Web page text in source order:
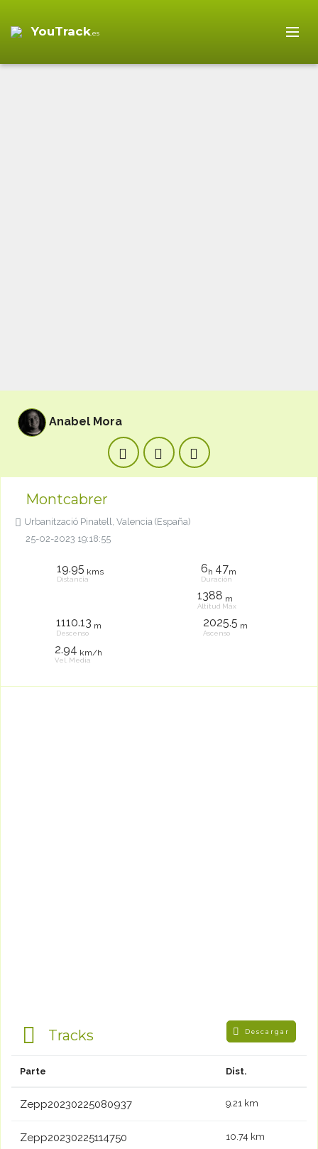
YouTrack.es
Anabel Mora
Montcabrer
Urbanització Pinatell, Valencia (España)
25-02-2023 19:18:55
19.95 kms
Distancia
6h 47m
Duración
1388 m
Altitud Máx
1110.13 m
Descenso
2025.5 m
Ascenso
2.94 km/h
Vel. Media
Tracks Descargar
Parte Dist.
Zepp20230225080937 9.21 km
Zepp20230225114750 10.74 km